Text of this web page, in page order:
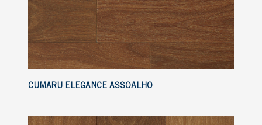
CUMARU ELEGANCE ASSOALHO